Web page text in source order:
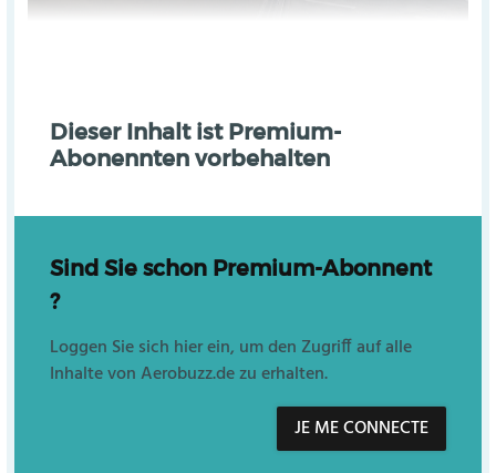
Dieser Inhalt ist Premium-
Abonennten vorbehalten
Sind Sie schon Premium-Abonnent
?
Loggen Sie sich hier ein, um den Zugriff auf alle
Inhalte von Aerobuzz.de zu erhalten.
JE ME CONNECTE